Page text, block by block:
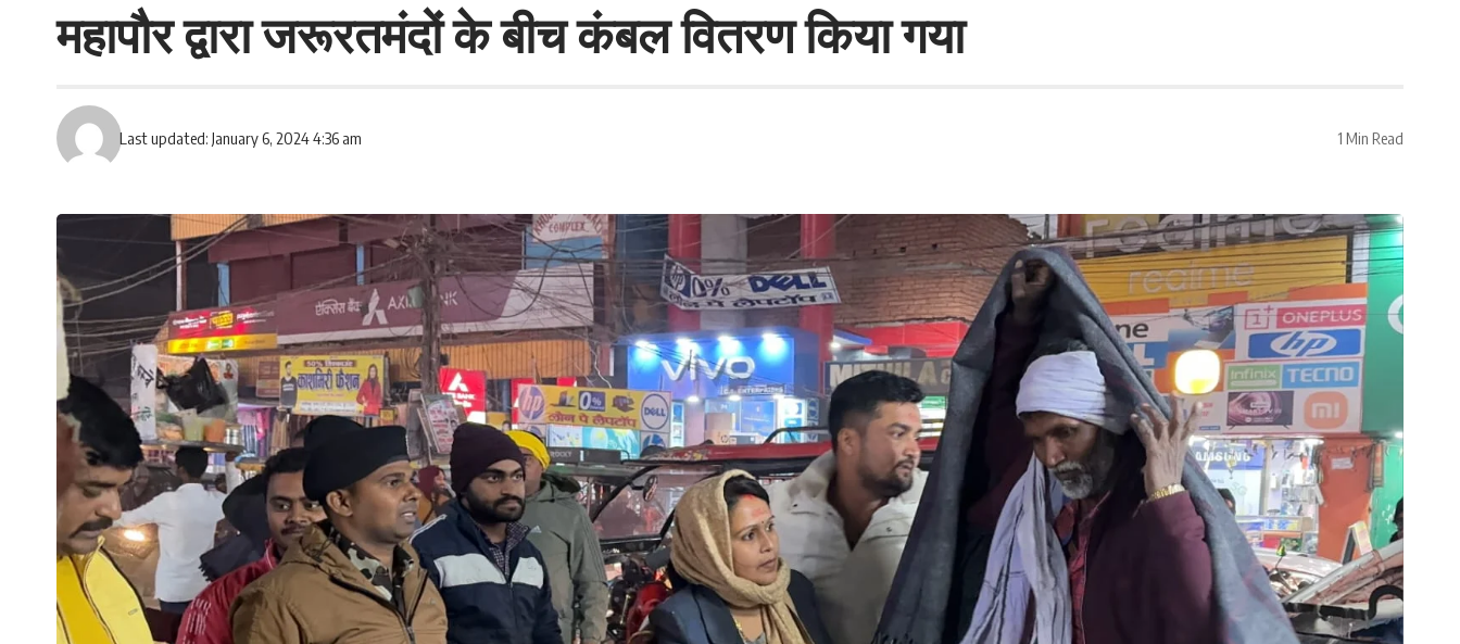
महापौर द्वारा जरूरतमंदों के बीच कंबल वितरण किया गया
Last updated: January 6, 2024 4:36 am 1 Min Read